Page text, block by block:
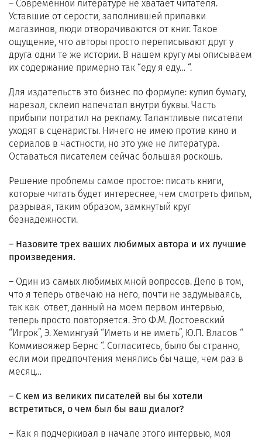
– Современной литературе не хватает читателя.
Уставшие от серости, заполнившей прилавки
магазинов, люди отворачиваются от книг. Такое
ощущение, что авторы просто переписывают друг у
друга одни те же истории. В нашем кругу мы описываем
их содержание примерно так “еду я еду… “.
Для издательств это бизнес по формуле: купил бумагу,
нарезал, склеил напечатал внутри буквы. Часть
прибыли потратил на рекламу. Талантливые писатели
уходят в сценаристы. Ничего не имею против кино и
сериалов в частности, но это уже не литература.
Оставаться писателем сейчас большая роскошь.
Решение проблемы самое простое: писать книги,
которые читать будет интереснее, чем смотреть фильм,
разрывая, таким образом, замкнутый круг
безнадежности.
– Назовите трех ваших любимых автора и их лучшие
произведения.
– Один из самых любимых мной вопросов. Дело в том,
что я теперь отвечаю на него, почти не задумываясь,
так как ответ, данный на моем первом интервью,
теперь просто повторяется. Это Ф.М. Достоевский
“Игрок”, Э. Хемингуэй “Иметь и не иметь”, Ю.П. Власов “
Коммивояжер Бернс “. Согласитесь, было бы странно,
если мои предпочтения менялись бы чаще, чем раз в
месяц…
– С кем из великих писателей вы бы хотели
встретиться, о чем был бы ваш диалог?
– Как я подчеркивал в начале этого интервью, моя